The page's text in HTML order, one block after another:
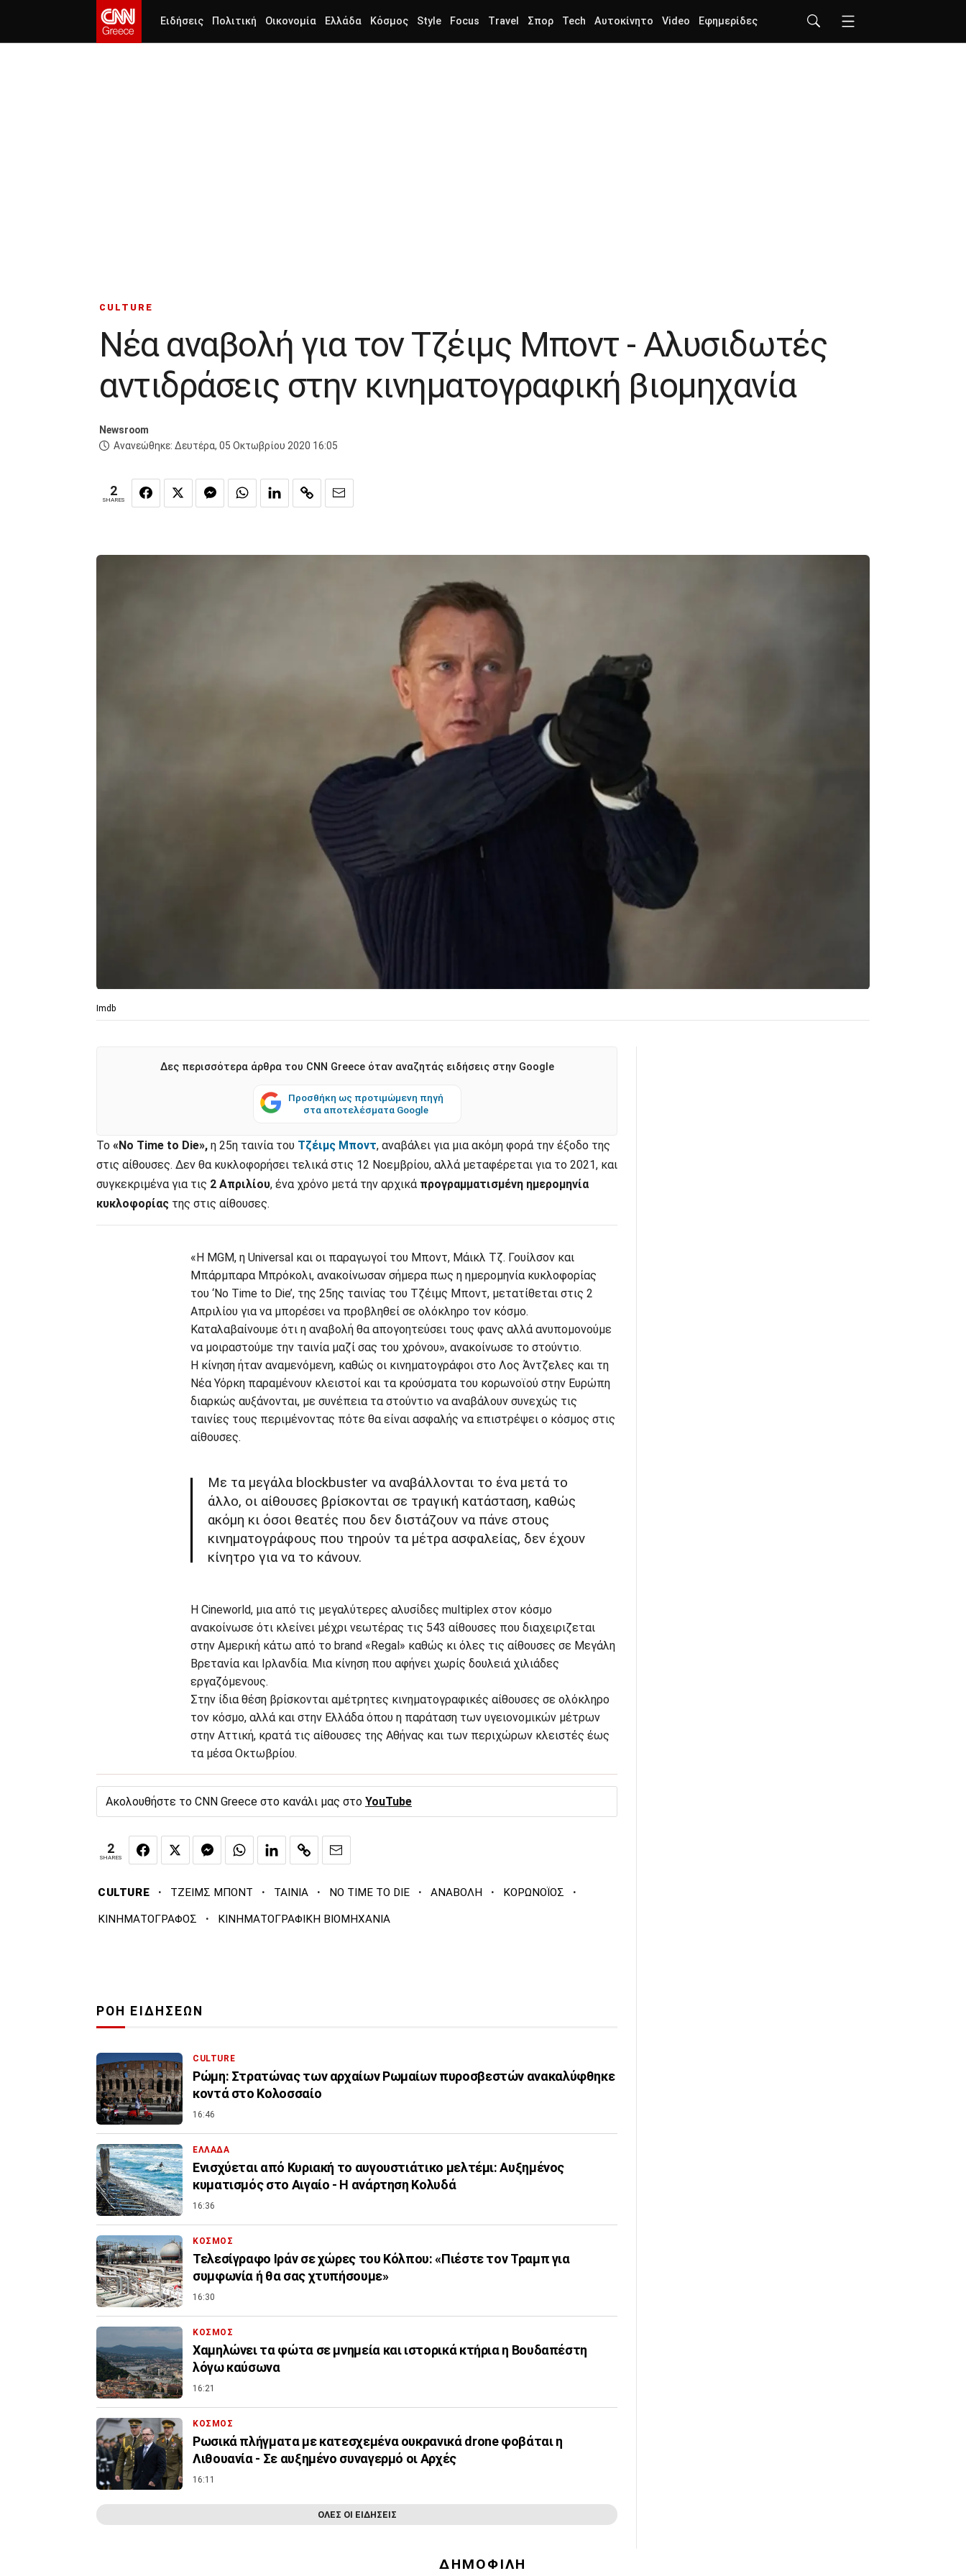
Ειδήσεις Πολιτική Οικονομία Ελλάδα Κόσμος Style Focus Travel Σπορ Tech Αυτοκίνητο Video Εφημερίδες
CULTURE
Νέα αναβολή για τον Τζέιμς Μποντ - Αλυσιδωτές
αντιδράσεις στην κινηματογραφική βιομηχανία
Newsroom
Ανανεώθηκε: Δευτέρα, 05 Οκτωβρίου 2020 16:05
2
SHARES
Imdb
Δες περισσότερα άρθρα του CNN Greece όταν αναζητάς ειδήσεις στην Google
Προσθήκη ως προτιμώμενη πηγή
στα αποτελέσματα Google
Το «No Time to Die», η 25η ταινία του Τζέιμς Μποντ, αναβάλει για μια ακόμη φορά την έξοδο της
στις αίθουσες. Δεν θα κυκλοφορήσει τελικά στις 12 Νοεμβρίου, αλλά μεταφέρεται για το 2021, και
συγκεκριμένα για τις 2 Απριλίου, ένα χρόνο μετά την αρχικά προγραμματισμένη ημερομηνία
κυκλοφορίας της στις αίθουσες.
«Η MGM, η Universal και οι παραγωγοί του Μποντ, Μάικλ Τζ. Γουίλσον και
Μπάρμπαρα Μπρόκολι, ανακοίνωσαν σήμερα πως η ημερομηνία κυκλοφορίας
του ‘No Time to Die’, της 25ης ταινίας του Τζέιμς Μποντ, μετατίθεται στις 2
Απριλίου για να μπορέσει να προβληθεί σε ολόκληρο τον κόσμο.
Καταλαβαίνουμε ότι η αναβολή θα απογοητεύσει τους φανς αλλά ανυπομονούμε
να μοιραστούμε την ταινία μαζί σας του χρόνου», ανακοίνωσε το στούντιο.
H κίνηση ήταν αναμενόμενη, καθώς οι κινηματογράφοι στο Λος Άντζελες και τη
Νέα Υόρκη παραμένουν κλειστοί και τα κρούσματα του κορωνοϊού στην Ευρώπη
διαρκώς αυξάνονται, με συνέπεια τα στούντιο να αναβάλουν συνεχώς τις
ταινίες τους περιμένοντας πότε θα είναι ασφαλής να επιστρέψει ο κόσμος στις
αίθουσες.
Με τα μεγάλα blockbuster να αναβάλλονται το ένα μετά το
άλλο, οι αίθουσες βρίσκονται σε τραγική κατάσταση, καθώς
ακόμη κι όσοι θεατές που δεν διστάζουν να πάνε στους
κινηματογράφους που τηρούν τα μέτρα ασφαλείας, δεν έχουν
κίνητρο για να το κάνουν.
Η Cineworld, μια από τις μεγαλύτερες αλυσίδες multiplex στον κόσμο
ανακοίνωσε ότι κλείνει μέχρι νεωτέρας τις 543 αίθουσες που διαχειριζεται
στην Αμερική κάτω από το brand «Regal» καθώς κι όλες τις αίθουσες σε Μεγάλη
Βρετανία και Ιρλανδία. Μια κίνηση που αφήνει χωρίς δουλειά χιλιάδες
εργαζόμενους.
Στην ίδια θέση βρίσκονται αμέτρητες κινηματογραφικές αίθουσες σε ολόκληρο
τον κόσμο, αλλά και στην Ελλάδα όπου η παράταση των υγειονομικών μέτρων
στην Αττική, κρατά τις αίθουσες της Αθήνας και των περιχώρων κλειστές έως
τα μέσα Οκτωβρίου.
Ακολουθήστε το CNN Greece στο κανάλι μας στο YouTube
2
SHARES
CULTURE · ΤΖΕΙΜΣ ΜΠΟΝΤ · ΤΑΙΝΙΑ · NO TIME TO DIE · ΑΝΑΒΟΛΗ · ΚΟΡΩΝΟΪΟΣ ·
ΚΙΝΗΜΑΤΟΓΡΑΦΟΣ · ΚΙΝΗΜΑΤΟΓΡΑΦΙΚΗ ΒΙΟΜΗΧΑΝΙΑ
ΡΟΗ ΕΙΔΗΣΕΩΝ
CULTURE
Ρώμη: Στρατώνας των αρχαίων Ρωμαίων πυροσβεστών ανακαλύφθηκε
κοντά στο Κολοσσαίο
16:46
ΕΛΛΑΔΑ
Ενισχύεται από Κυριακή το αυγουστιάτικο μελτέμι: Αυξημένος
κυματισμός στο Αιγαίο - Η ανάρτηση Κολυδά
16:36
ΚΟΣΜΟΣ
Τελεσίγραφο Ιράν σε χώρες του Κόλπου: «Πιέστε τον Τραμπ για
συμφωνία ή θα σας χτυπήσουμε»
16:30
ΚΟΣΜΟΣ
Χαμηλώνει τα φώτα σε μνημεία και ιστορικά κτήρια η Βουδαπέστη
λόγω καύσωνα
16:21
ΚΟΣΜΟΣ
Ρωσικά πλήγματα με κατεσχεμένα ουκρανικά drone φοβάται η
Λιθουανία - Σε αυξημένο συναγερμό οι Αρχές
16:11
ΟΛΕΣ ΟΙ ΕΙΔΗΣΕΙΣ
ΔΗΜΟΦΙΛΗ